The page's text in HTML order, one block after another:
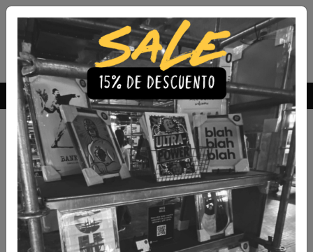
Envío Gratis a todo Chile comprando 3 o más productos